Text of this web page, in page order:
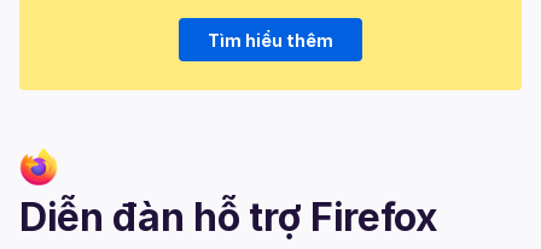
Tìm hiểu thêm
Diễn đàn hỗ trợ Firefox